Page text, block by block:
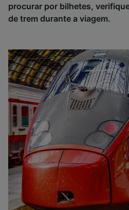
procurar por bilhetes,
de trem durante a viagem.